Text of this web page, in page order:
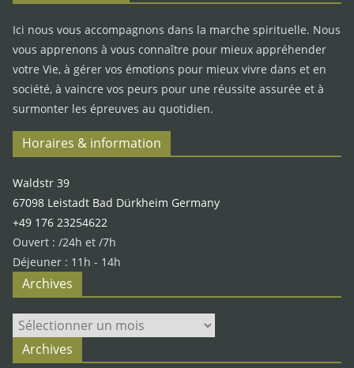
Ici nous vous accompagnons dans la marche spirituelle. Nous
vous apprenons à vous connaître pour mieux appréhender
votre Vie, à gérer vos émotions pour mieux vivre dans et en
société, à vaincre vos peurs pour une réussite assurée et à
surmonter les épreuves au quotidien.
Horaires & information
Waldstr 39
67098 Leistadt Bad Dürkheim Germany
+49 176 23254622
Ouvert : /24h et /7h
Déjeuner : 11h - 14h
Archives
Archives
Archives